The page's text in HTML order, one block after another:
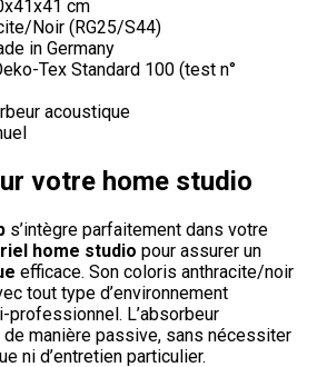
cm
Noir (RG25/S44)
in Germany
Tex Standard 100 (test n°
acoustique
votre home studio
s’intègre parfaitement dans votre
home studio pour assurer un
efficace. Son coloris anthracite/noir
tout type d’environnement
L’absorbeur
manière passive, sans nécessiter
ni d’entretien particulier.